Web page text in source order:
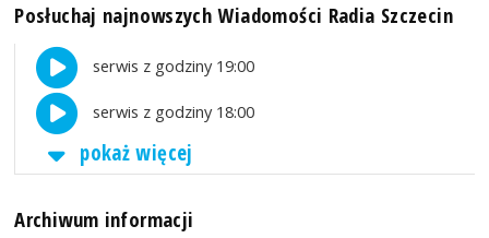
Posłuchaj najnowszych Wiadomości Radia Szczecin
serwis z godziny 19:00
serwis z godziny 18:00
pokaż więcej
Archiwum informacji